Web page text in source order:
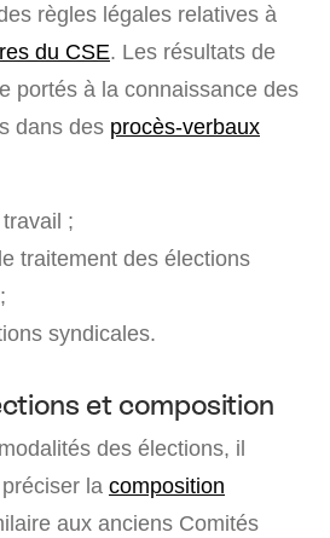
règles légales relatives à
du CSE. Les résultats de
portés à la connaissance des
dans des procès-verbaux
;
traitement des élections
syndicales.
et composition
des élections, il
la composition
aux anciens Comités